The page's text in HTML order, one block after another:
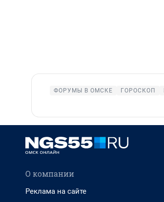
ФОРУМЫ В ОМСКЕ ГОРОСКОП
О компании
Реклама на сайте